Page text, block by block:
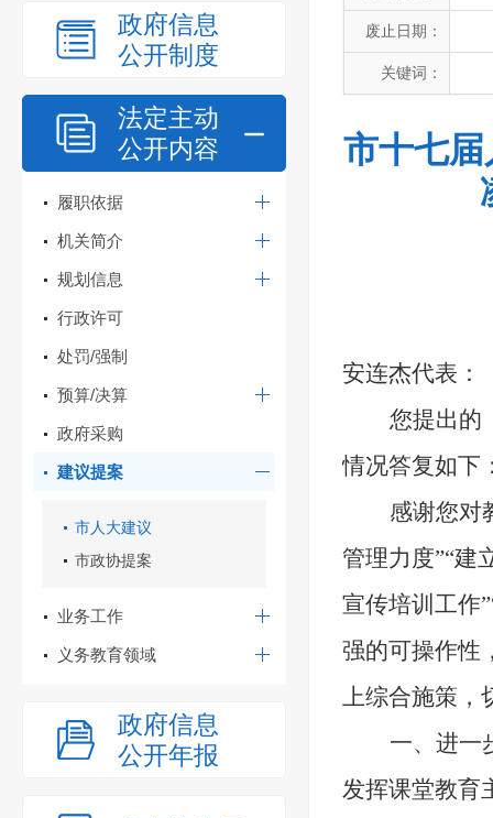
政府信息
公开制度
法定主动
公开内容
履职依据
机关简介
规划信息
行政许可
处罚/强制
预算/决算
政府采购
建议提案
市人大建议
市政协提案
业务工作
义务教育领域
政府信息
公开年报
废止日期：
关键词：
市十七
安连杰代表：
您提出的
情况答复如下
感谢您对
管理力度”“建
宣传培训工作
强的可操作性
上综合施策，
一、 进一
发挥课堂教育